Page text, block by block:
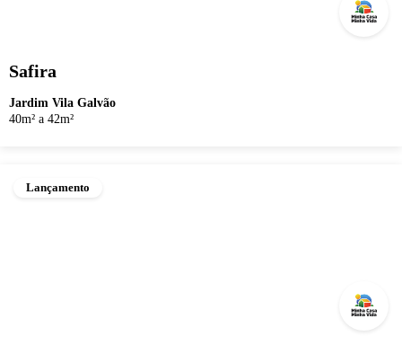
Safira
Jardim Vila Galvão
40m² a 42m²
Lançamento